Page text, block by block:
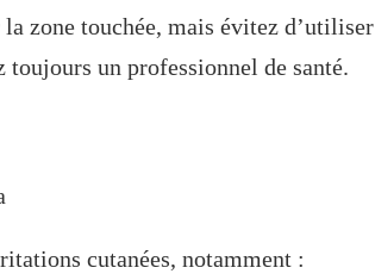
zone touchée, mais évitez d’utiliser
un professionnel de santé.
cutanées, notamment :